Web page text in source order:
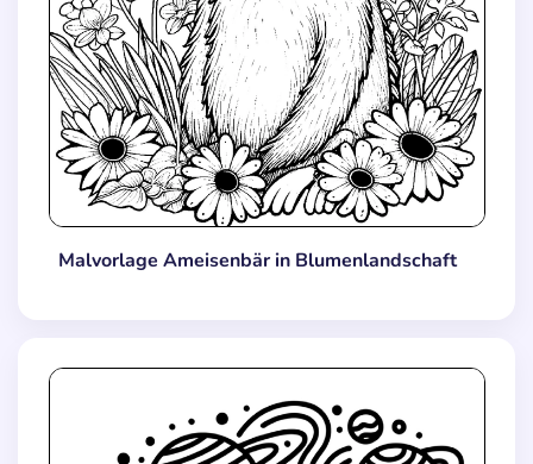
Malvorlage Ameisenbär in Blumenlandschaft